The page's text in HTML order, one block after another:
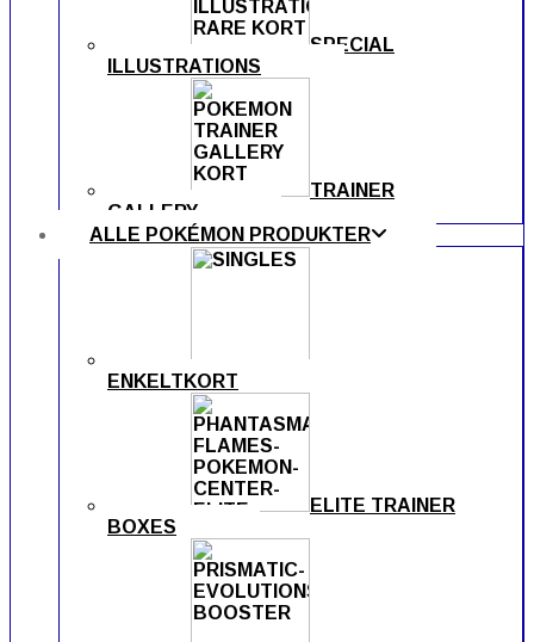
SPECIAL
ILLUSTRATIONS
TRAINER
GALLERY
ALLE POKÉMON PRODUKTER
ENKELTKORT
ELITE TRAINER
BOXES